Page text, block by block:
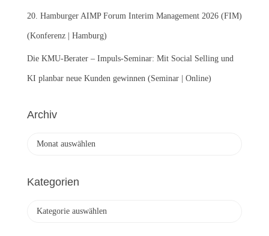
20. Hamburger AIMP Forum Interim Management 2026 (FIM)
(Konferenz | Hamburg)
Die KMU-Berater – Impuls-Seminar: Mit Social Selling und
KI planbar neue Kunden gewinnen (Seminar | Online)
Archiv
h
Kategorien